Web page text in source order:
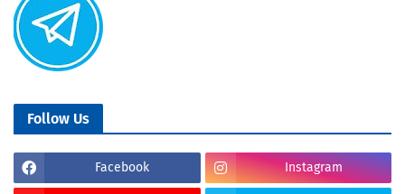
Follow Us
Facebook Instagram